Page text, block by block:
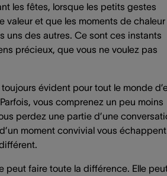
les fêtes, lorsque les petits gestes
valeur et que les moments de chaleur
uns des autres. Ce sont ces instants
précieux, que vous ne voulez pas
toujours évident pour tout le monde
vous comprenez un peu moins
perdez une partie d’une
moment convivial vous
peut faire toute la différence. Elle